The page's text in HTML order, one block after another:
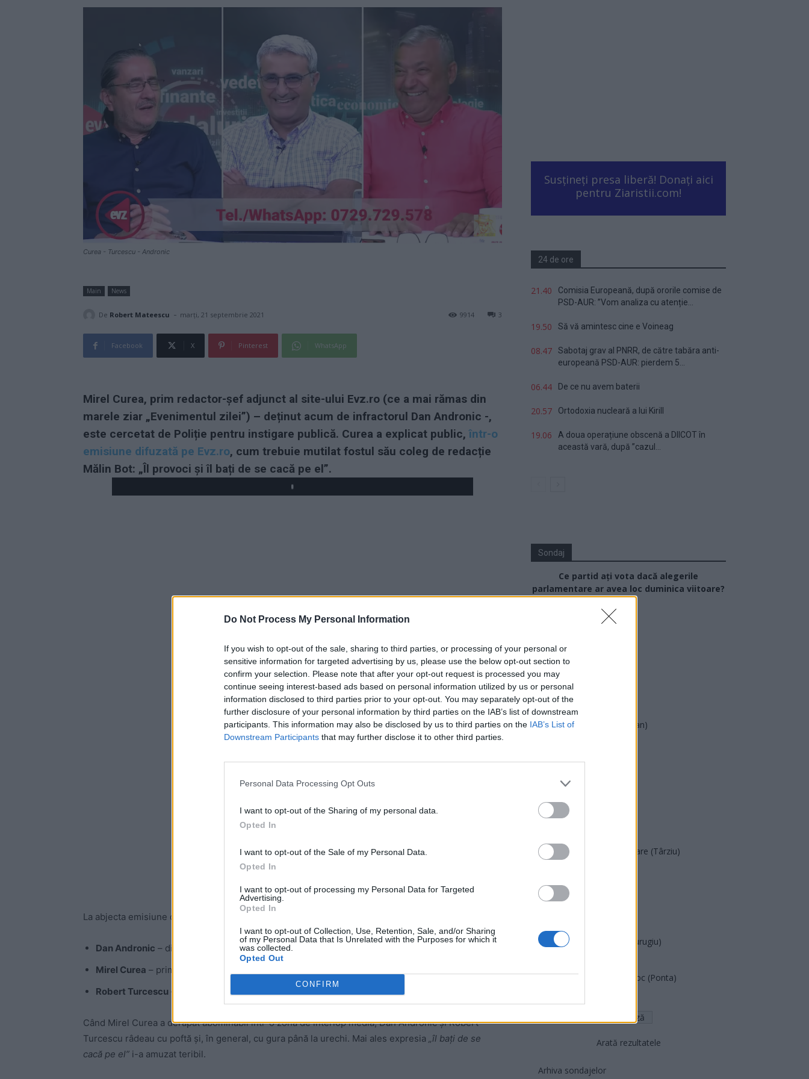
Do Not Process My Personal Information
If you wish to opt-out of the sale, sharing to third parties, or processing of your personal or
sensitive information for targeted advertising by us, please use the below opt-out section to
confirm your selection. Please note that after your opt-out request is processed you may
continue seeing interest-based ads based on personal information utilized by us or personal
information disclosed to third parties prior to your opt-out. You may separately opt-out of the
further disclosure of your personal information by third parties on the IAB’s list of downstream
participants. This information may also be disclosed by us to third parties on the IAB’s List of
Downstream Participants that may further disclose it to other third parties.
Personal Data Processing Opt Outs
I want to opt-out of the Sharing of my personal data.
Opted In
I want to opt-out of the Sale of my Personal Data.
Opted In
I want to opt-out of processing my Personal Data for Targeted
Advertising.
Opted In
I want to opt-out of Collection, Use, Retention, Sale, and/or Sharing
of my Personal Data that Is Unrelated with the Purposes for which it
was collected.
Opted Out
CONFIRM
Curea - Turcescu - Andronic
Main News
De Robert Mateescu - marți, 21 septembrie 2021 3
9914
Facebook X Pinterest WhatsApp
Mirel Curea, prim redactor-șef adjunct al site-ului Evz.ro (ce a mai rămas din
marele ziar „Evenimentul zilei”) – deținut acum de infractorul Dan Andronic -,
este cercetat de Poliție pentru instigare publică. Curea a explicat public,într-o
emisiune difuzată pe Evz.ro, cum trebuie mutilat fostul său coleg de redacție
Mălin Bot: „Îl provoci și îl bați de se cacă pe el”.
Play
ad
La abjecta emisiune din 5 august 2021 au participat:
Dan Andronic – director Evz.ro;
Mirel Curea – prim redactor-șef adjunct Evz.ro;
Robert Turcescu – realizator de emisiuni la Evz.ro.
Când Mirel Curea a derapat abominabil într-o zonă de interlop media, Dan Andronic și Robert
Turcescu râdeau cu poftă și, în general, cu gura până la urechi. Mai ales expresia
„îl bați de se
cacă pe el” i-a amuzat teribil.
Susțineți presa liberă! Donați aici
pentru Ziaristii.com!
24 de ore
21.40
Comisia Europeană, după ororile comise de
PSD-AUR: ”Vom analiza cu atenție...
19.50 Să vă amintesc cine e Voineag
08.47
Sabotaj grav al PNRR, de către tabăra anti-
europeană PSD-AUR: pierdem 5...
06.44 De ce nu avem baterii
20.57 Ortodoxia nucleară a lui Kirill
19.06
A doua operațiune obscenă a DIICOT în
această vară, după ”cazul...
Sondaj
Ce partid ați vota dacă alegerile
parlamentare ar avea loc duminica viitoare?
PSD
AUR
UDMR
Forța Dreptei (L. Orban)
REPER
SENS
POT (Gavrilă)
Acțiunea Conservatoare (Târziu)
PUSL (D. Voiculescu)
PNȚCD (Pavelescu)
Partidul Patrioților (Surugiu)
România pe Primul Loc (Ponta)
Arată rezultatele
Arhiva sondajelor